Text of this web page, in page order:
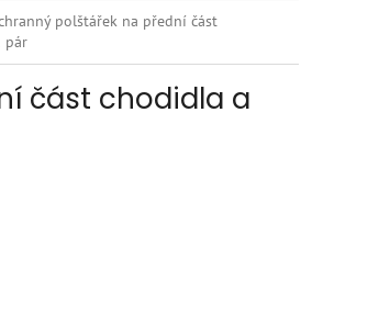
polštářek na přední část
pár
část chodidla a